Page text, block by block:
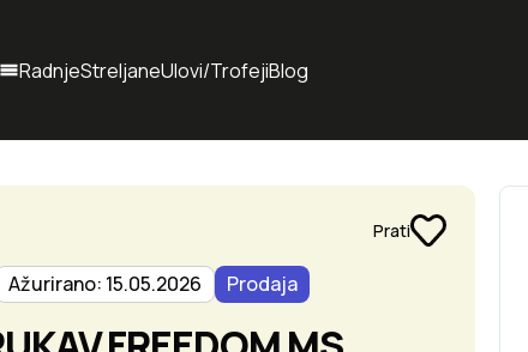
RadnjeStreljaneUlovi/TrofejiBlog
Prati
Ažurirano: 15.05.2026 Prodaja